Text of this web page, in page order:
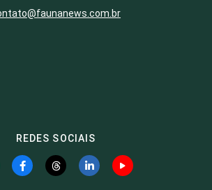
REDES SOCIAIS